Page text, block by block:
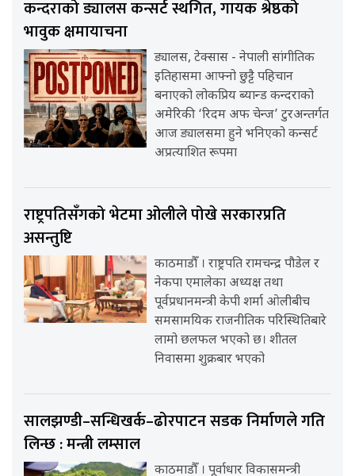
कन्दराको ड्यालस कन्सर्ट स्थगित, गायक श्रेष्ठको
भावुक क्षमायाचना
ड्यालस, टेक्सास - नेपाली सांगीतिक
इतिहासमा आफ्नो छुट्टै पहिचान
बनाएको लोकप्रिय ब्यान्ड कन्दराको
अमेरिकी ‘रिदम अफ चेन्ज’ टुरअन्तर्गत
आज ड्यालसमा हुने भनिएको कन्सर्ट
अप्रत्याशित रूपमा
राष्ट्रपतिसँगको भेटमा ओलीले पोखे सरकारप्रति
असन्तुष्टि
काठमाडौँ । राष्ट्रपति रामचन्द्र पौडेल र
नेकपा एमालेका अध्यक्ष तथा
पूर्वप्रधानमन्त्री केपी शर्मा ओलीबीच
समसामयिक राजनीतिक परिस्थितिबारे
लामो छलफल भएको छ। शीतल
निवासमा शुक्रबार भएको
सालझण्डी–सन्धिखर्क–ढोरपाटन सडक निर्माणले गति
लिन्छ : मन्त्री लम्साल
काठमाडौँ । पूर्वाधार विकासमन्त्री